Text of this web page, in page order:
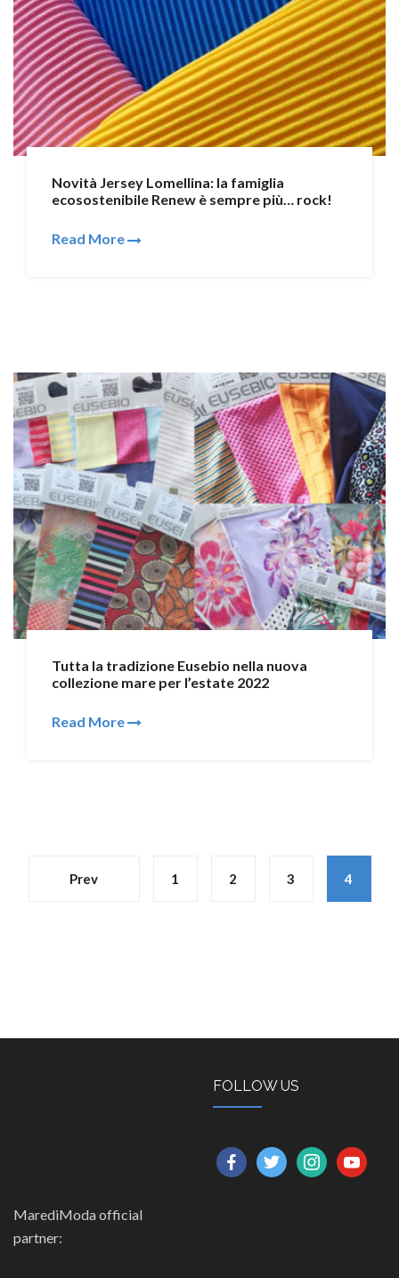
Novità Jersey Lomellina: la famiglia
ecosostenibile Renew è sempre più… rock!
Read More
Tutta la tradizione Eusebio nella nuova
collezione mare per l’estate 2022
Read More
Prev 1 2 3 4
FOLLOW US
facebooktwitterinstagramyoutube
MarediModa official
partner: